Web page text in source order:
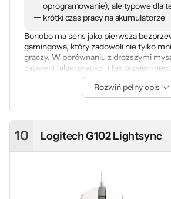
oprogramowanie), ale typowe dla
krótki czas pracy na akumulatorze
Bonobo ma sens jako pierwsza
gamingowa, który zadowoli nie tylko
graczy. W porównaniu z droższymi
zapewni takiej precyzji i tak
najwyższej jakości wykonania, ale za
uniwersalny kształt o niskiej wadze,
swobodę, przełączniki Kailh o
kliknięć i wystarczająco precyzyjny
da się nie polecić SMX Bonobo, bo
znaleźć coś równie konkurencyjnego.
Rozwiń pełny opis
10 Logitech G102 Lightsync